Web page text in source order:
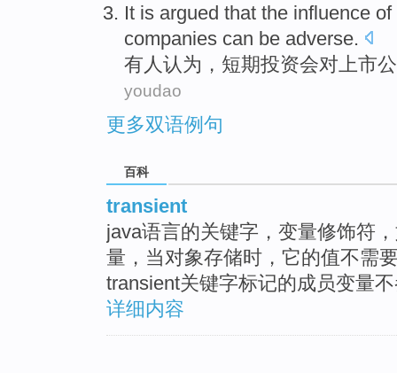
It is argued that the influence of
companies can be adverse.
有人 认为， 短期投资会对 上市
youdao
更多双语例句
百科
transient
java语言的关键字，变量修饰符
量，当对象存储时，它的值不需
transient关键字标记的成员变量
详细内容